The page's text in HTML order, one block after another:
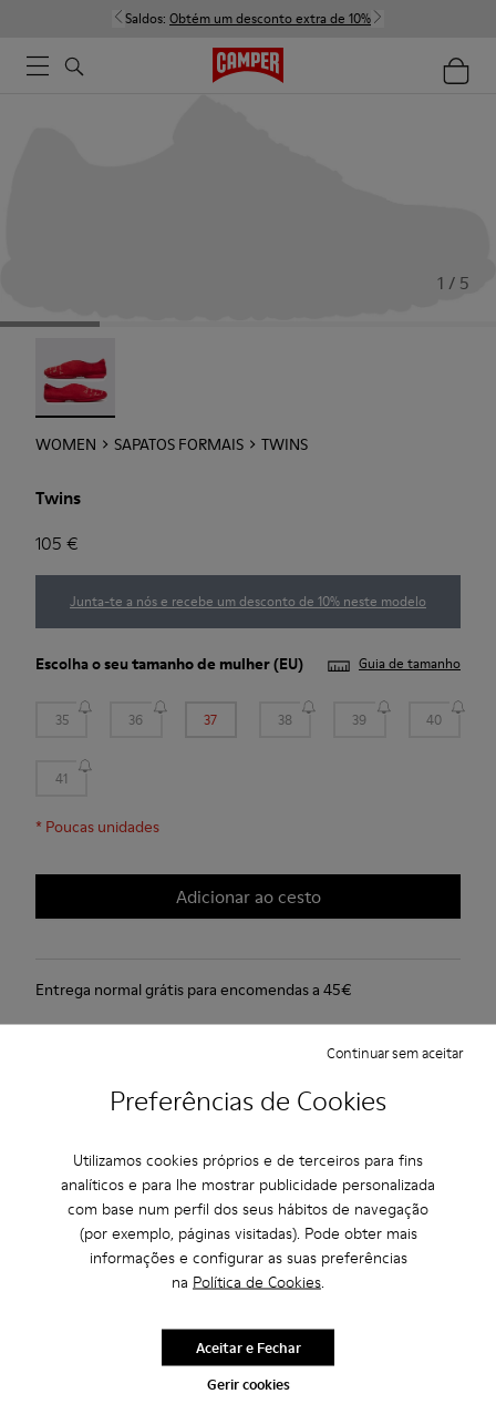
Preferências de Cookies
Utilizamos cookies próprios e de terceiros para fins
analíticos e para lhe mostrar publicidade personalizada
com base num perfil dos seus hábitos de navegação
(por exemplo, páginas visitadas). Pode obter mais
informações e configurar as suas preferências
na Política de Cookies.
Gerir cookies
Continuar sem aceitar
Aceitar e Fechar
Saldos: Obtém um desconto extra de 10%
1 / 5
WOMEN SAPATOS FORMAIS TWINS
Twins
105 €
Junta-te a nós e recebe um desconto de 10% neste modelo
Escolha o seu tamanho de mulher(EU) Guia de tamanho
35 36 37 38 39 40
41
* Poucas unidades
Adicionar ao cesto
Entrega normal grátis para encomendas a 45€
Período de 2 anos de garantia.
Twins, um sapato desportivo vermelho em pele "nubuck".
Cuidados Com O Produto
cuidadosamente selecionados de alta qualidade. Utilizando os
produtos de cuidados do calçado corretos, vais protegê-los e
garantir que duram mais tempo.
Saldos: Obtém um desconto extra de